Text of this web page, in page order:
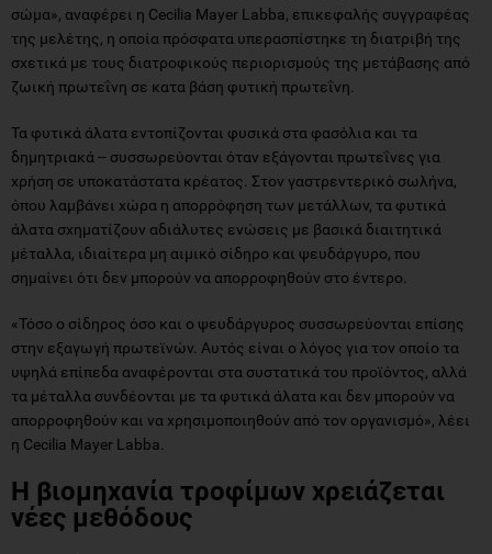
σώμα», αναφέρει η Cecilia Mayer Labba, επικεφαλής συγγραφέας
της μελέτης, η οποία πρόσφατα υπερασπίστηκε τη διατριβή της
σχετικά με τους διατροφικούς περιορισμούς της μετάβασης από
ζωική πρωτεΐνη σε κατα βάση φυτική πρωτεΐνη.
Τα φυτικά άλατα εντοπίζονται φυσικά στα φασόλια και τα
δημητριακά -- συσσωρεύονται όταν εξάγονται πρωτεΐνες για
χρήση σε υποκατάστατα κρέατος. Στον γαστρεντερικό σωλήνα,
όπου λαμβάνει χώρα η απορρόφηση των μετάλλων, τα φυτικά
άλατα σχηματίζουν αδιάλυτες ενώσεις με βασικά διαιτητικά
μέταλλα, ιδιαίτερα μη αιμικό σίδηρο και ψευδάργυρο, που
σημαίνει ότι δεν μπορούν να απορροφηθούν στο έντερο.
«Τόσο ο σίδηρος όσο και ο ψευδάργυρος συσσωρεύονται επίσης
στην εξαγωγή πρωτεϊνών. Αυτός είναι ο λόγος για τον οποίο τα
υψηλά επίπεδα αναφέρονται στα συστατικά του προϊόντος, αλλά
τα μέταλλα συνδέονται με τα φυτικά άλατα και δεν μπορούν να
απορροφηθούν και να χρησιμοποιηθούν από τον οργανισμό», λέει
η Cecilia Mayer Labba.
Η βιομηχανία τροφίμων χρειάζεται
νέες μεθόδους